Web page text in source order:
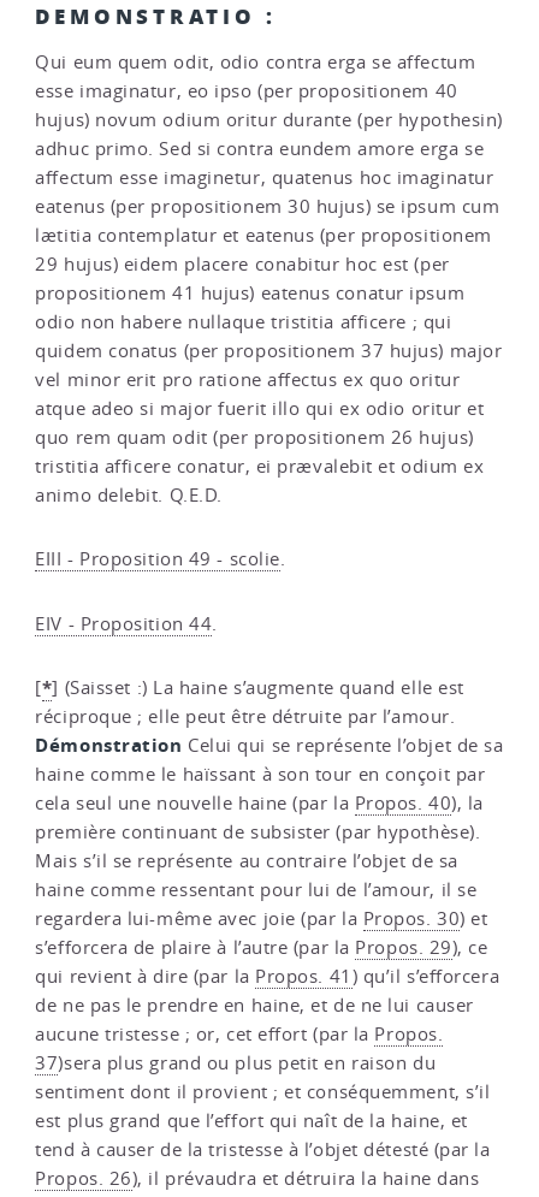
DEMONSTRATIO :
Qui eum quem odit, odio contra erga se affectum
esse imaginatur, eo ipso (per propositionem 40
hujus) novum odium oritur durante (per hypothesin)
adhuc primo. Sed si contra eundem amore erga se
affectum esse imaginetur, quatenus hoc imaginatur
eatenus (per propositionem 30 hujus) se ipsum cum
lætitia contemplatur et eatenus (per propositionem
29 hujus) eidem placere conabitur hoc est (per
propositionem 41 hujus) eatenus conatur ipsum
odio non habere nullaque tristitia afficere ; qui
quidem conatus (per propositionem 37 hujus) major
vel minor erit pro ratione affectus ex quo oritur
atque adeo si major fuerit illo qui ex odio oritur et
quo rem quam odit (per propositionem 26 hujus)
tristitia afficere conatur, ei prævalebit et odium ex
animo delebit. Q.E.D.
EIII - Proposition 49 - scolie.
EIV - Proposition 44
[*] (Saisset :) La haine s’augmente quand elle est
réciproque ; elle peut être détruite par l’amour.
Démonstration Celui qui se représente l’objet de sa
haine comme le haïssant à son tour en conçoit par
cela seul une nouvelle haine (par la Propos. 40), la
première continuant de subsister (par hypothèse).
Mais s’il se représente au contraire l’objet de sa
haine comme ressentant pour lui de l’amour, il se
regardera lui-même avec joie (par la Propos. 30) et
s’efforcera de plaire à l’autre (par la Propos. 29), ce
qui revient à dire (par la Propos. 41 ) qu’il s’efforcera
de ne pas le prendre en haine, et de ne lui causer
aucune tristesse ; or, cet effort (par la Propos.
37)sera plus grand ou plus petit en raison du
sentiment dont il provient ; et conséquemment, s’il
est plus grand que l’effort qui naît de la haine, et
tend à causer de la tristesse à l’objet détesté (par la
Propos. 26), il prévaudra et détruira la haine dans